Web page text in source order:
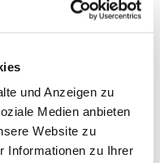
und Anzeigen zu
Medien anbieten
Website zu
Informationen zu Ihrer